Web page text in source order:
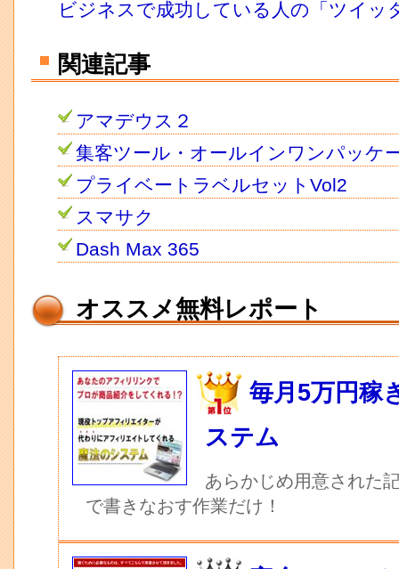
ビジネスで成功している人の「ツイッ
関連記事
アマデウス２
集客ツール・オールインワンパッケ
プライベートラベルセットVol2
スマサク
Dash Max 365
オススメ無料レポート
毎月5万円稼
ステム
あらかじめ用意された
で書きなおす作業だけ！